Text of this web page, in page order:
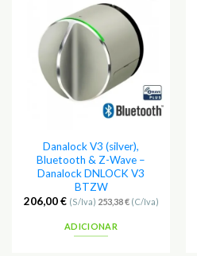
Adicionar
aos
Favoritos
Danalock V3 (silver),
Bluetooth & Z-Wave –
Danalock DNLOCK V3
BTZW
206,00€ (S/Iva) 253,38€(C/Iva)
ADICIONAR